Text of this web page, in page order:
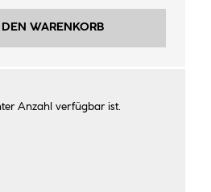
DEN WARENKORB
Anzahl verfügbar ist.